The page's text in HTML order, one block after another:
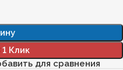
Клик
для сравнения